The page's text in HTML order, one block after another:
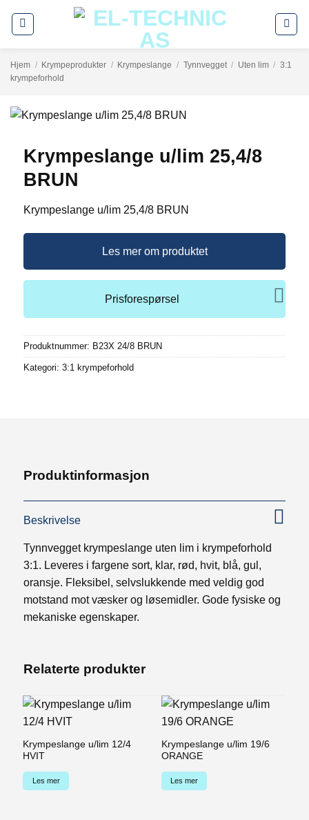
Hjem / Krympeprodukter / Krympeslange / Tynnvegget / Uten lim / 3:1
krympeforhold
Krympeslange u/lim 25,4/8
BRUN
Krympeslange u/lim 25,4/8 BRUN
Les mer om produktet
Prisforespørsel
Produktnummer: B23X 24/8 BRUN
Kategori: 3:1 krympeforhold
Produktinformasjon
Beskrivelse
Tynnvegget krympeslange uten lim i krympeforhold
3:1. Leveres i fargene sort, klar, rød, hvit, blå, gul,
oransje. Fleksibel, selvslukkende med veldig god
motstand mot væsker og løsemidler. Gode fysiske og
mekaniske egenskaper.
Relaterte produkter
Krympeslange u/lim 12/4
HVIT
Les mer
Krympeslange u/lim 19/6
ORANGE
Les mer